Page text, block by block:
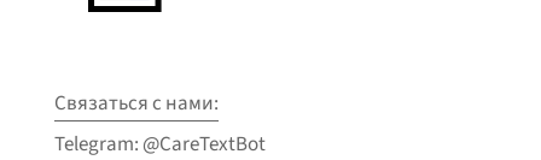
Связаться с нами:
Telegram: @CareTextBot